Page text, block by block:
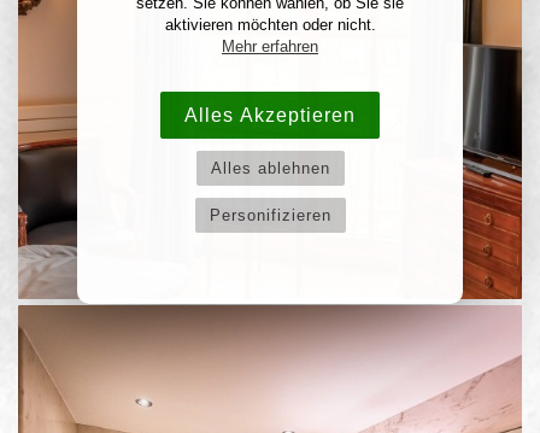
aktivieren möchten oder nicht.
Mehr erfahren
Alles Akzeptieren
Alles ablehnen
Personifizieren